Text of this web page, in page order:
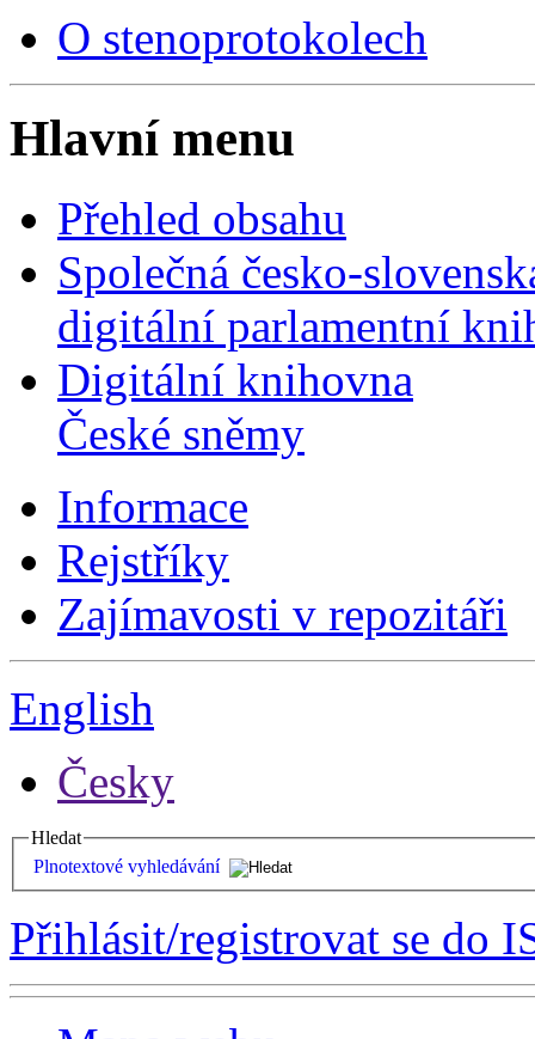
O stenoprotokolech
Hlavní menu
Přehled obsahu
Společná česko-
digitální parlamentní
Digitální knihovna
České sněmy
Informace
Rejstříky
Zajímavosti v repozitáři
English
Česky
Hledat
Plnotextové vyhledávání
Přihlásit/registrovat se do